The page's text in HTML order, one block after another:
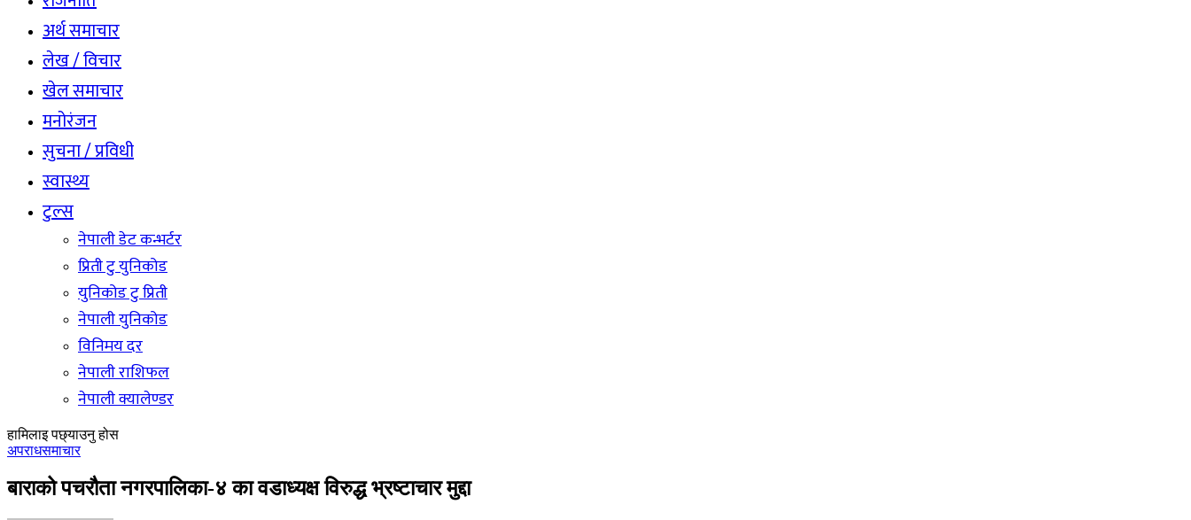
अर्थ समाचार
लेख / विचार
खेल समाचार
मनोरंजन
सुचना / प्रविधी
स्वास्थ्य
टुल्स
नेपाली डेट कन्भर्टर
प्रिती टु युनिकोड
युनिकोड टु प्रिती
नेपाली युनिकोड
विनिमय दर
नेपाली राशिफल
नेपाली क्यालेण्डर
हामिलाइ पछ्याउनु होस
अपराधसमाचार
बाराको पचरौता नगरपालिका-४ का वडाध्यक्ष विरुद्ध भ्रष्टाचार मुद्दा